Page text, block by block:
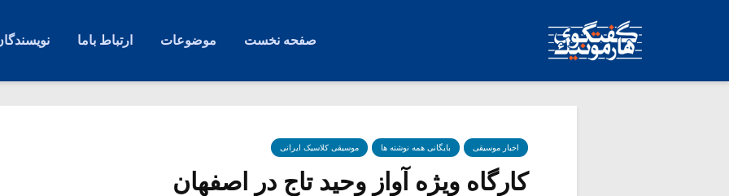
صفحه نخست موضوعات ارتباط باما
اخبار موسیقی بایگانی همه نوشته ها موسیقی کلاسیک ایرانی
کارگاه ویژه آواز وحید تاج در اصفهان